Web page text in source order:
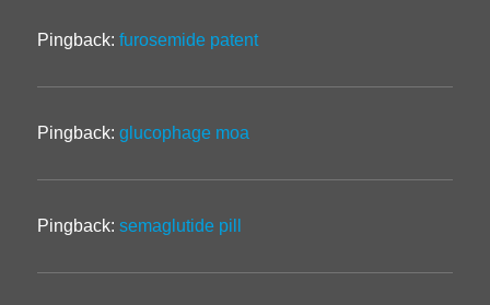
Pingback:furosemide patent
Pingback:glucophage moa
Pingback:semaglutide pill